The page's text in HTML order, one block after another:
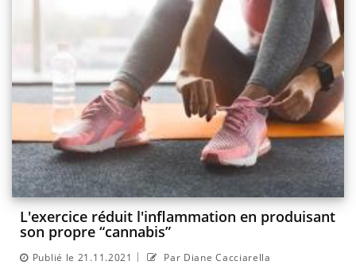
L'exercice réduit l'inflammation en produisant
son propre “cannabis”
Publié le 21.11.2021 | Par Diane Cacciarella